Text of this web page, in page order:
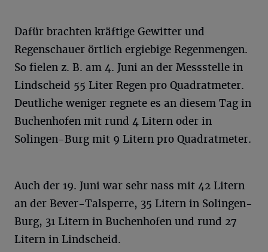
Dafür brachten kräftige Gewitter und
Regenschauer örtlich ergiebige Regenmengen.
So fielen z. B. am 4. Juni an der Messstelle in
Lindscheid 55 Liter Regen pro Quadratmeter.
Deutliche weniger regnete es an diesem Tag in
Buchenhofen mit rund 4 Litern oder in
Solingen-Burg mit 9 Litern pro Quadratmeter.
Auch der 19. Juni war sehr nass mit 42 Litern
an der Bever-Talsperre, 35 Litern in Solingen-
Burg, 31 Litern in Buchenhofen und rund 27
Litern in Lindscheid.